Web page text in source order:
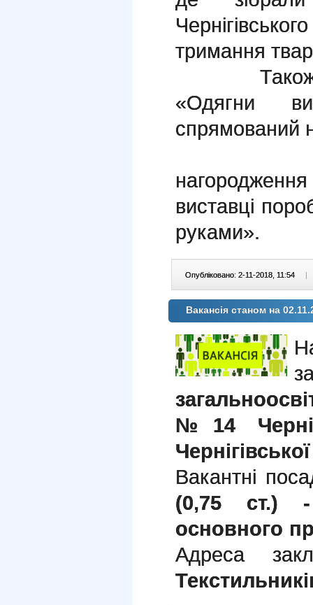
тримання
Також
«Одягни
спрямований
виставці
руками».
Опубліковано: 2-11-2018, 11:54 |
Вакансія станом на
№14
Вакантні
(0,75 ст.) -
основного
Адреса